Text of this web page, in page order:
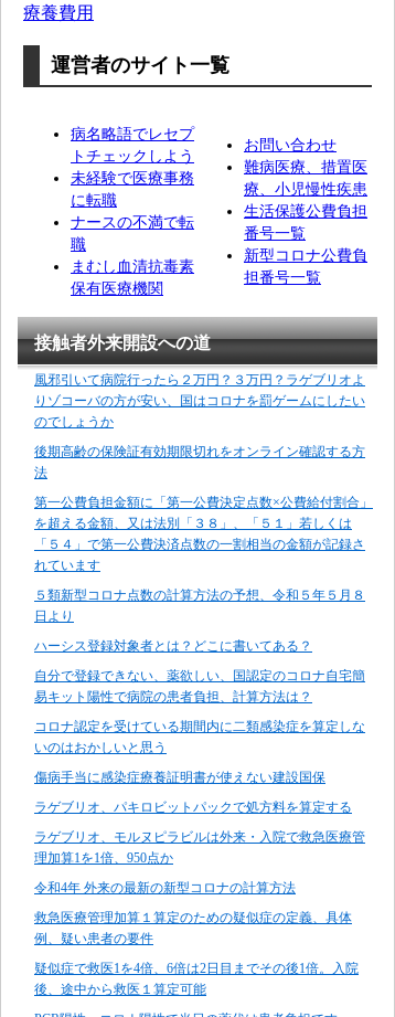
療養費用
運営者のサイト一覧
病名略語でレセプ
トチェックしよう
未経験で医療事務
に転職
ナースの不満で転
職
まむし血清抗毒素
保有医療機関
お問い合わせ
難病医療、措置医
療、小児慢性疾患
生活保護公費負担
番号一覧
新型コロナ公費負
担番号一覧
接触者外来開設への道
風邪引いて病院行ったら２万円？３万円？ラゲブリオよ
りゾコーバの方が安い、国はコロナを罰ゲームにしたい
のでしょうか
後期高齢の保険証有効期限切れをオンライン確認する方
法
第一公費負担金額に「第一公費決定点数×公費給付割合」
を超える金額、又は法別「３８」、「５１」若しくは
「５４」で第一公費決済点数の一割相当の金額が記録さ
れています
５類新型コロナ点数の計算方法の予想、令和５年５月８
日より
ハーシス登録対象者とは？どこに書いてある？
自分で登録できない、薬欲しい、国認定のコロナ自宅簡
易キット陽性で病院の患者負担、計算方法は？
コロナ認定を受けている期間内に二類感染症を算定しな
いのはおかしいと思う
傷病手当に感染症療養証明書が使えない建設国保
ラゲブリオ、パキロビットパックで処方料を算定する
ラゲブリオ、モルヌピラビルは外来・入院で救急医療管
理加算1を1倍、950点か
令和4年 外来の最新の新型コロナの計算方法
救急医療管理加算１算定のための疑似症の定義、具体
例、疑い患者の要件
疑似症で救医1を4倍、6倍は2日目までその後1倍。入院
後、途中から救医１算定可能